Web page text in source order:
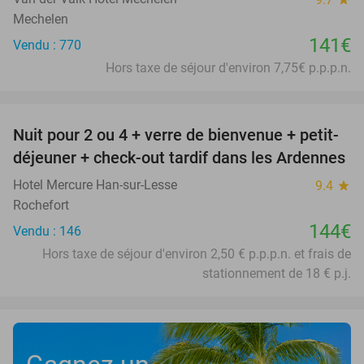
Mechelen
Vendu : 770
141€
Hors taxe de séjour d'environ 7,75€ p.p.p.n.
Nuit pour 2 ou 4 + verre de bienvenue + petit-
déjeuner + check-out tardif dans les Ardennes
Hotel Mercure Han-sur-Lesse 9.4 star
Rochefort
Vendu : 146
144€
Hors taxe de séjour d'environ 2,50 € p.p.p.n. et frais de
stationnement de 18 € p.j.